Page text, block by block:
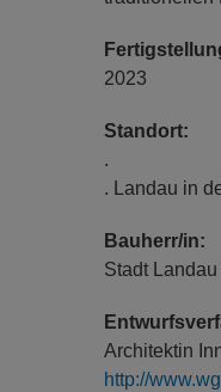
2023
Standort:
.
. Landau in
Bauherr/in:
Stadt
Architektin
http://